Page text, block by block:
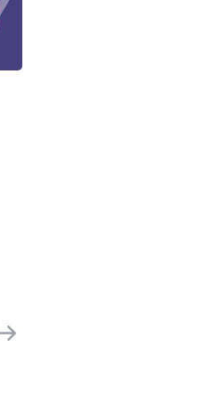
ça vaut son prix, très contente